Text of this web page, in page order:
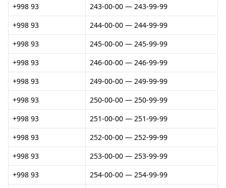
+998 93
243-00-00 — 243-99-99
+998 93
244-00-00 — 244-99-99
+998 93
245-00-00 — 245-99-99
+998 93
246-00-00 — 246-99-99
+998 93
249-00-00 — 249-99-99
+998 93
250-00-00 — 250-99-99
+998 93
251-00-00 — 251-99-99
+998 93
252-00-00 — 252-99-99
+998 93
253-00-00 — 253-99-99
+998 93
254-00-00 — 254-99-99